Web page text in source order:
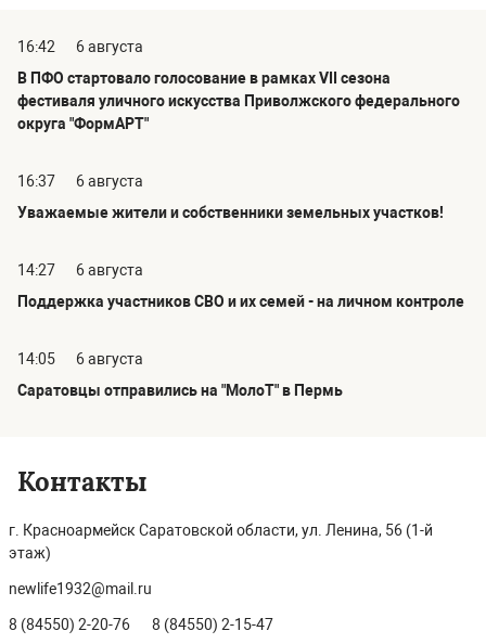
16:42
6 августа
В ПФО стартовало голосование в рамках VII сезона
фестиваля уличного искусства Приволжского федерального
округа "ФормАРТ"
16:37
6 августа
Уважаемые жители и собственники земельных участков!
14:27
6 августа
Поддержка участников СВО и их семей - на личном контроле
14:05
6 августа
Саратовцы отправились на "МолоТ" в Пермь
Контакты
г. Красноармейск Саратовской области, ул. Ленина, 56 (1-й
этаж)
newlife1932@mail.ru
8 (84550) 2-20-76 8 (84550) 2-15-47